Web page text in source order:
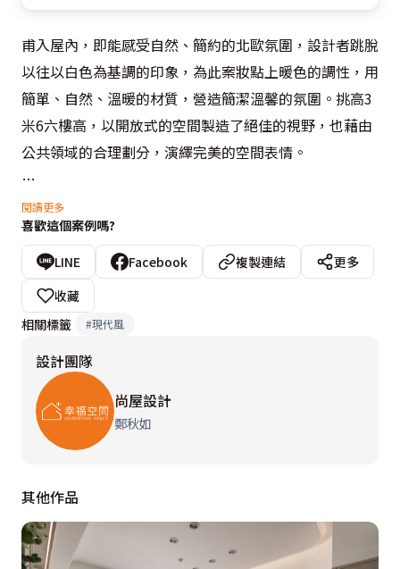
甫入屋內，即能感受自然、簡約的北歐氛圍，設計者跳脫
以往以白色為基調的印象，為此案妝點上暖色的調性，用
簡單、自然、溫暖的材質，營造簡潔溫馨的氛圍。挑高3
米6六樓高，以開放式的空間製造了絕佳的視野，也藉由
公共領域的合理劃分，演繹完美的空間表情。
設計師將舊有格局重組，改變了入口處與廚房的位置，讓
動線更加流暢，開放的客廳與廚房，讓場域內沒有任何的
壓迫。同時也透過燈光、材質、線面間的鋪陳，例如在電
視牆以烤漆玻璃及平行的燈帶，來表現層次變化以及巧妙
隱藏配電箱，形塑出優雅的品味居宅。
閱讀更多
喜歡這個案例嗎?
LINE Facebook 複製連結
更多
收藏
相關標籤
#現代風
設計團隊
尚屋設計
鄭秋如
其他作品